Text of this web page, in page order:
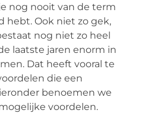
nog nooit van de term
hebt. Ook niet zo gek,
nog niet zo heel
laatste jaren enorm in
Dat heeft vooral te
die een
benoemen we
voordelen.